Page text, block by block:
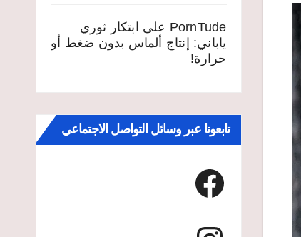
PornTude على
ابتكار ثوري
ياباني: إنتاج ألماس بدون ضغط أو
حرارة!
تابعونا عبر وسائل التواصل الاجتماعي
Facebook
Instagram